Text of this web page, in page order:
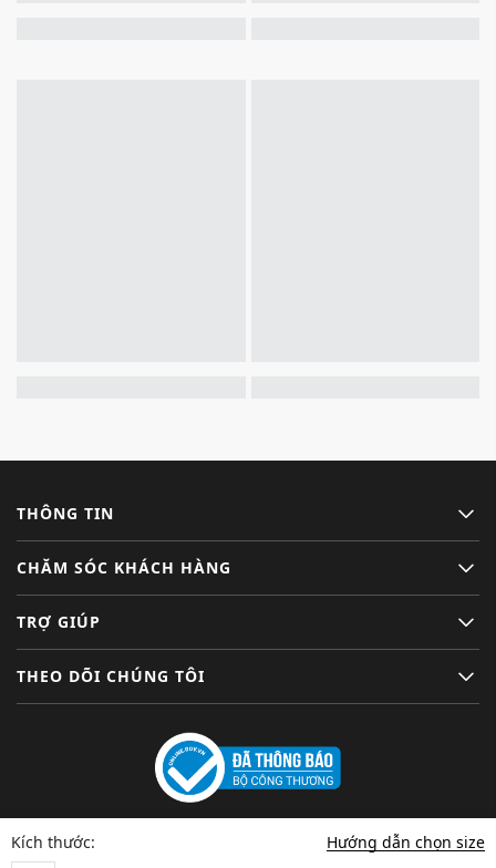
Kích thước: Hướng dẫn chọn size
THÔNG TIN
CHĂM SÓC KHÁCH HÀNG
TRỢ GIÚP
THEO DÕI CHÚNG TÔI